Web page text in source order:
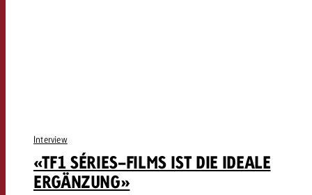
Interview
«TF1 SÉRIES-FILMS IST DIE IDEALE
ERGÄNZUNG»